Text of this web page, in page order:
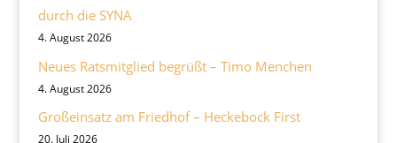
durch die SYNA
4. August 2026
Neues Ratsmitglied begrüßt – Timo Menchen
4. August 2026
Großeinsatz am Friedhof – Heckebock First
20. Juli 2026